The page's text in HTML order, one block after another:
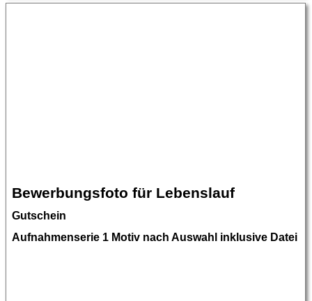
Bewerbungsfoto für Lebenslauf
Gutschein
Aufnahmenserie 1 Motiv nach Auswahl inklusive Datei